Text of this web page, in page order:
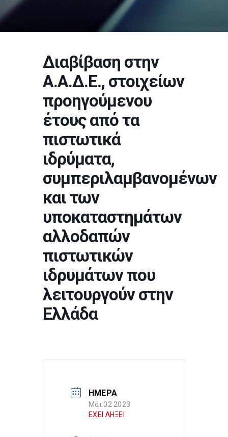
Διαβίβαση στην
Α.Α.Δ.Ε., στοιχείων
προηγούμενου
έτους από τα
πιστωτικά
ιδρύματα,
συμπεριλαμβανομένων
και των
υποκαταστημάτων
αλλοδαπών
πιστωτικών
ιδρυμάτων που
λειτουργούν στην
Ελλάδα
ΗΜΕΡΑ
Μάι 02 2023
ΕΧΕΙ ΛΗΞΕΙ